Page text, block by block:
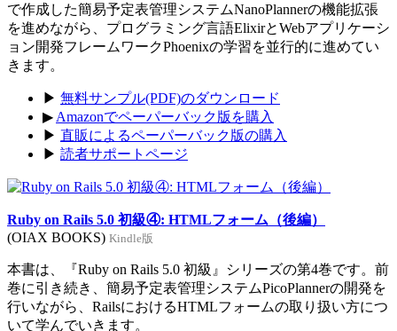
で作成した簡易予定表管理システムNanoPlannerの機能拡張
を進めながら、プログラミング言語ElixirとWebアプリケーシ
ョン開発フレームワークPhoenixの学習を並行的に進めてい
きます。
▶ 無料サンプル(PDF)のダウンロード
▶ Amazonでペーパーバック版を購入
▶ 直販によるペーパーバック版の購入
▶ 読者サポートページ
Ruby on Rails 5.0 初級④: HTMLフォーム（後編）
(OIAX BOOKS) Kindle版
本書は、『Ruby on Rails 5.0 初級』シリーズの第4巻です。前
巻に引き続き、簡易予定表管理システムPicoPlannerの開発を
行いながら、RailsにおけるHTMLフォームの取り扱い方につ
いて学んでいきます。